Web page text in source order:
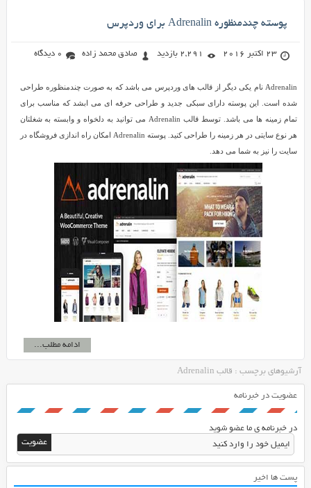
پوسته چندمنظوره Adrenalin برای وردپرس
23 اکتبر 2016 2,291 بازدید صادق محمد زاده 0 دیدگاه
Adrenalin نام یکی دیگر از قالب های وردپرس می باشد که به صورت چندمنظوره طراحی
شده است. این پوسته دارای سبکی جدید و طراحی حرفه ای می ابشد که مناسب برای
تمام زمینه ها می باشد. توسط قالب Adrenalin می توانید به دلخواه و وابسته به شغلتان
هر نوع سایتی در هر زمینه را طراحی کنید. پوسته Adrenalin امکان راه اندازی فروشگاه در
سایت را نیز به شما می دهد.
ادامه مطلب...
آرشیوهای برچسب : قالب Adrenalin
عضویت در خبرنامه
در خبرنامه ی ما عضو شوید
پست ها اخیر